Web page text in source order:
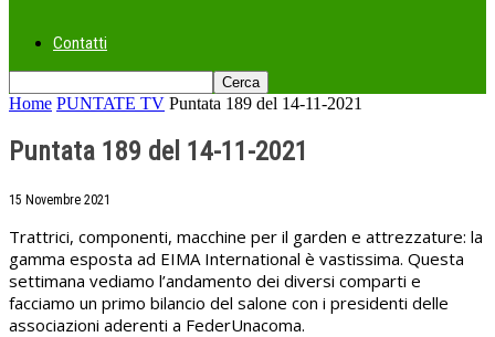
Contatti
Home PUNTATE TV Puntata 189 del 14-11-2021
Puntata 189 del 14-11-2021
15 Novembre 2021
Trattrici, componenti, macchine per il garden e attrezzature: la
gamma esposta ad EIMA International è vastissima. Questa
settimana vediamo l’andamento dei diversi comparti e
facciamo un primo bilancio del salone con i presidenti delle
associazioni aderenti a FederUnacoma.